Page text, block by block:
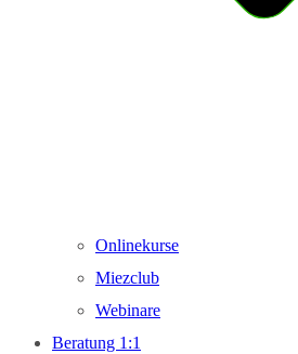
Onlinekurse
Miezclub
Webinare
Beratung 1:1